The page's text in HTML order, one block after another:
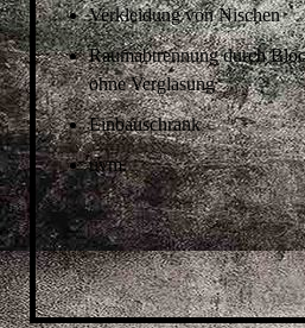
Verkleidung von Nischen
Raumabtrennung durch
ohne Verglasung
Einbauschrank
uvm.